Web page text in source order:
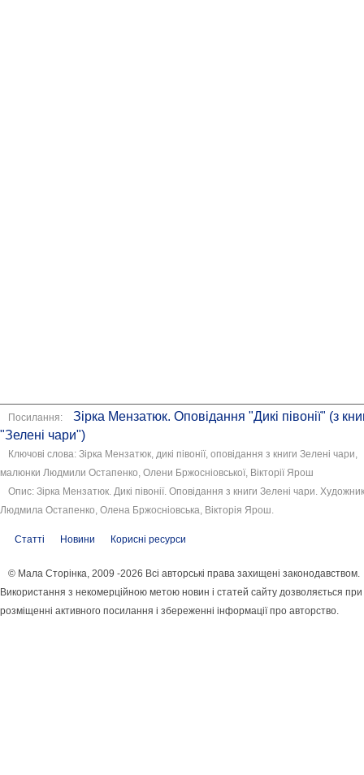
Посилання:
Зірка Мензатюк. Оповідання "Дикі півонії" (з
"Зелені чари")
Ключові слова: Зірка Мензатюк, дикі півонії, оповідання з книги Зелені чари,
малюнки Людмили Остапенко, Олени Бржосніовської, Вікторії Ярош
Опис: Зірка Мензатюк. Дикі півонії. Оповідання з книги Зелені чари.
Людмила Остапенко, Олена Бржосніовська, Вікторія Ярош.
Статті Новини Корисні ресурси
© Мала Сторінка, 2009 -2026 Всі авторські права захищені законодавством.
Використання з некомерційною метою новин і статей сайту дозволяється при
розміщенні активного посилання і збереженні інформації про авторство.